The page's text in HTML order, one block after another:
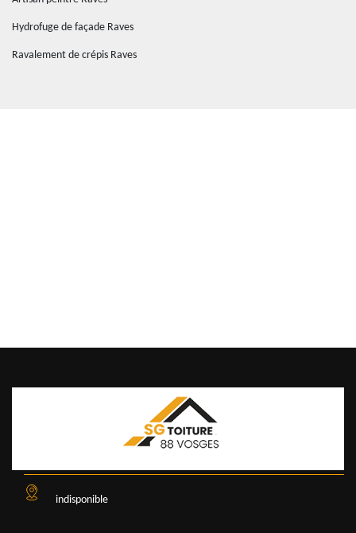
Hydrofuge de façade Raves
Ravalement de crépis Raves
indisponible